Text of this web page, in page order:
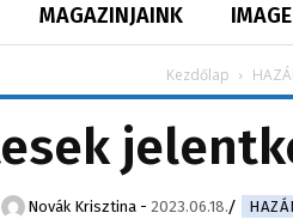
MAGAZINJAINK
Kezdőlap
Novák Krisztina - 2023.06.18.